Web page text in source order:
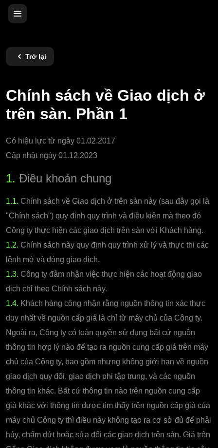
Trở lại
Chính sách về Giao dịch ở
trên sàn. Phần 1
Có hiệu lực từ ngày 01.02.2017
Cập nhật ngày 01.12.2023
1. Điều khoản chung
1.1. Chính sách về Giao dịch ở trên sàn này (sau đây gọi là
"Chính sách") quy định quy trình và điều kiện mà theo đó
Công ty thực hiện các giao dịch trên sàn với Khách hàng.
1.2. Chính sách này quy định quy trình xử lý và thực thi các
lệnh mở và đóng giao dịch.
1.3. Công ty đảm nhận việc thực hiện các hoạt động giao
dịch chỉ theo Chính sách này.
1.4. Khách hàng công nhận rằng nguồn thông tin xác thực
duy nhất về nguồn cấp giá là chỉ từ máy chủ của Công ty.
Ngoài ra, Công ty có toàn quyền sử dụng bất cứ nguồn
thông tin hợp lý nào để tạo ra nguồn cung cấp giá trên máy
chủ của Công ty, bao gồm nhưng không giới hạn về nguồn
giao dịch quy đổi, giao dịch phi tập trung, và các nguồn
thông tin khác. Bất cứ thông tin nào trên nguồn cung cấp
giá khác với thông tin được tìm thấy trên nguồn cấp giá của
máy chủ Công ty thì điều này không tạo ra cơ sở đủ để phải
hủy, chấm dứt hoặc sửa đổi các giao dịch trên sàn. Giá trên